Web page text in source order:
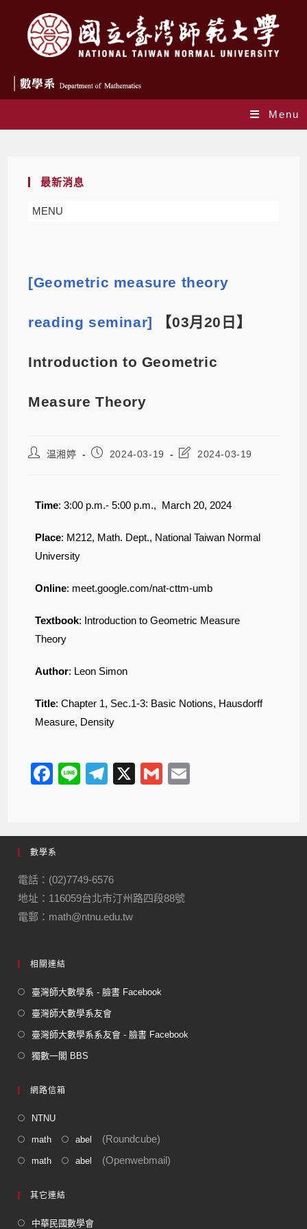
Menu
最新消息
MENU
[Geometric measure theory
reading seminar] 【03月20日】
Introduction to Geometric
Measure Theory
温湘婷 2024-03-19 2024-03-19
Time: 3:00 p.m.- 5:00 p.m., March 20, 2024
Place: M212, Math. Dept., National Taiwan Normal
University
Online: meet.google.com/nat-cttm-umb
Textbook: Introduction to Geometric Measure
Theory
Author: Leon Simon
Title: Chapter 1, Sec.1-3: Basic Notions, Hausdorff
Measure, Density
F
e
b
o
o
k
Li
T
gr
m
X
G
數學系
電話：(02)7749-6576
地址：116059台北市汀州路四段88號
電郵：math@ntnu.edu.tw
相關連結
臺灣師大數學系 - 臉書 Facebook
臺灣師大數學系友會
臺灣師大數學系系友會 - 臉書 Facebook
獨數一閣 BBS
網路信箱
NTNU
math abel (Roundcube)
math abel (Openwebmail)
其它連結
中華民國數學會